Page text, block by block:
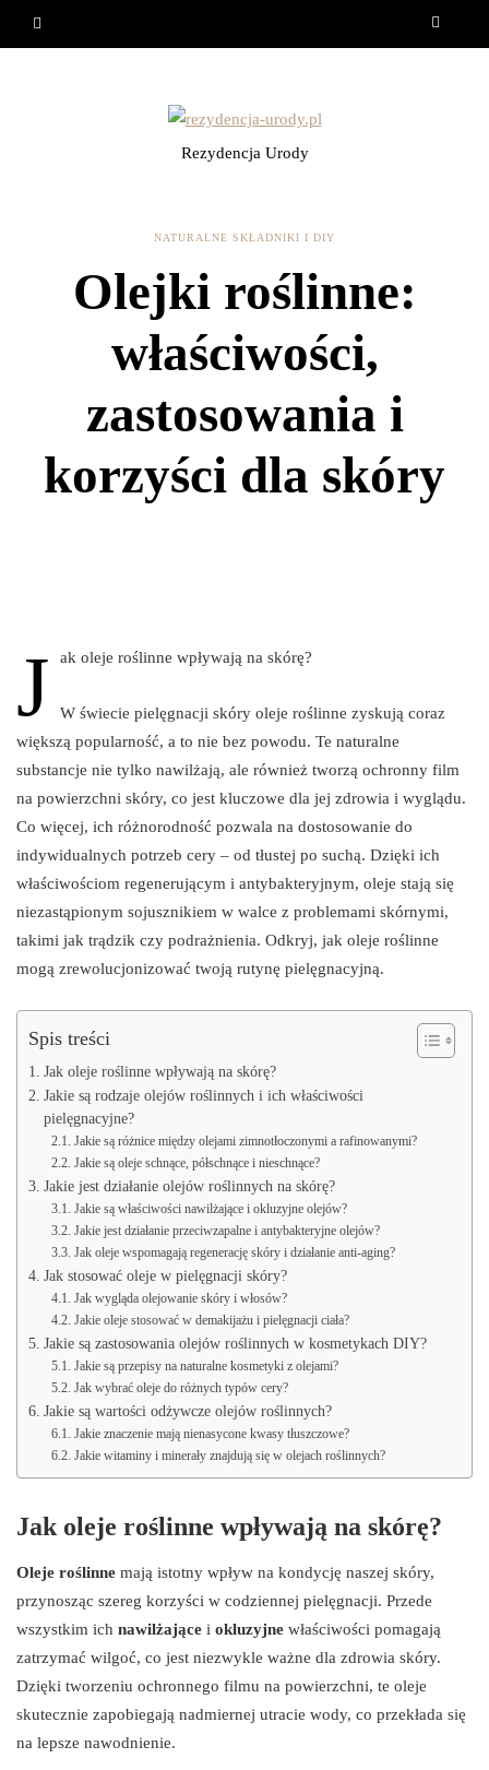
Rezydencja Urody
NATURALNE SKŁADNIKI I DIY
Olejki roślinne:
właściwości,
zastosowania i
korzyści dla skóry
J ak oleje roślinne wpływają na skórę?
W świecie pielęgnacji skóry oleje roślinne zyskują coraz
większą popularność, a to nie bez powodu. Te naturalne
substancje nie tylko nawilżają, ale również tworzą ochronny film
na powierzchni skóry, co jest kluczowe dla jej zdrowia i wyglądu.
Co więcej, ich różnorodność pozwala na dostosowanie do
indywidualnych potrzeb cery – od tłustej po suchą. Dzięki ich
właściwościom regenerującym i antybakteryjnym, oleje stają się
niezastąpionym sojusznikiem w walce z problemami skórnymi,
takimi jak trądzik czy podrażnienia. Odkryj, jak oleje roślinne
mogą zrewolucjonizować twoją rutynę pielęgnacyjną.
Spis treści
Jak oleje roślinne wpływają na skórę?
Jakie są rodzaje olejów roślinnych i ich właściwości
pielęgnacyjne?
Jakie są różnice między olejami zimnotłoczonymi a rafinowanymi?
Jakie są oleje schnące, półschnące i nieschnące?
Jakie jest działanie olejów roślinnych na skórę?
Jakie są właściwości nawilżające i okluzyjne olejów?
Jakie jest działanie przeciwzapalne i antybakteryjne olejów?
Jak oleje wspomagają regenerację skóry i działanie anti-aging?
Jak stosować oleje w pielęgnacji skóry?
Jak wygląda olejowanie skóry i włosów?
Jakie oleje stosować w demakijażu i pielęgnacji ciała?
Jakie są zastosowania olejów roślinnych w kosmetykach DIY?
Jakie są przepisy na naturalne kosmetyki z olejami?
Jak wybrać oleje do różnych typów cery?
Jakie są wartości odżywcze olejów roślinnych?
Jakie znaczenie mają nienasycone kwasy tłuszczowe?
Jakie witaminy i minerały znajdują się w olejach roślinnych?
Jak oleje roślinne wpływają na skórę?
Oleje roślinne mają istotny wpływ na kondycję naszej skóry,
przynosząc szereg korzyści w codziennej pielęgnacji. Przede
wszystkim ich nawilżające i okluzyjne właściwości pomagają
zatrzymać wilgoć, co jest niezwykle ważne dla zdrowia skóry.
Dzięki tworzeniu ochronnego filmu na powierzchni, te oleje
skutecznie zapobiegają nadmiernej utracie wody, co przekłada się
na lepsze nawodnienie.